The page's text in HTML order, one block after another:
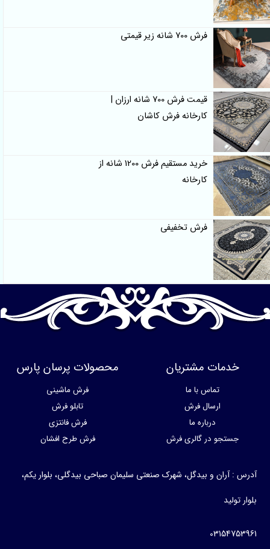
فرش 700 شانه زیر قیمتی
قیمت فرش 700 شانه ارزان |
کارخانه فرش کاشان
خرید مستقیم فرش 1200 شانه از
کارخانه
فرش تخفیفی
خدمات مشتریان
تماس با ما
ارسال فرش
درباره ما
جستجو در گالری فرش
محصولات پرسان پارس
فرش ماشینی
تابلو فرش
فرش فانتزی
فرش طرح افشان
آدرس : آران و بیدگل، شهرک صنعتی سلیمان صباحی بیدگلی، بلوار یکم،
بلوار تولید
03154753961